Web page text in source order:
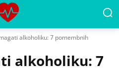
alkoholiku: 7 pomembnih
alkoholiku: 7